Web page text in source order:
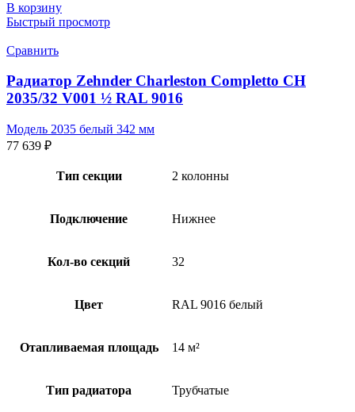
В корзину
Быстрый просмотр
Сравнить
Радиатор Zehnder Charleston Completto CH
2035/32 V001 ½ RAL 9016
Модель 2035 белый 342 мм
77 639 ₽
Тип секции 2 колонны
Подключение Нижнее
Кол-во секций 32
Цвет RAL 9016 белый
Отапливаемая площадь 14 м²
Тип радиатора Трубчатые